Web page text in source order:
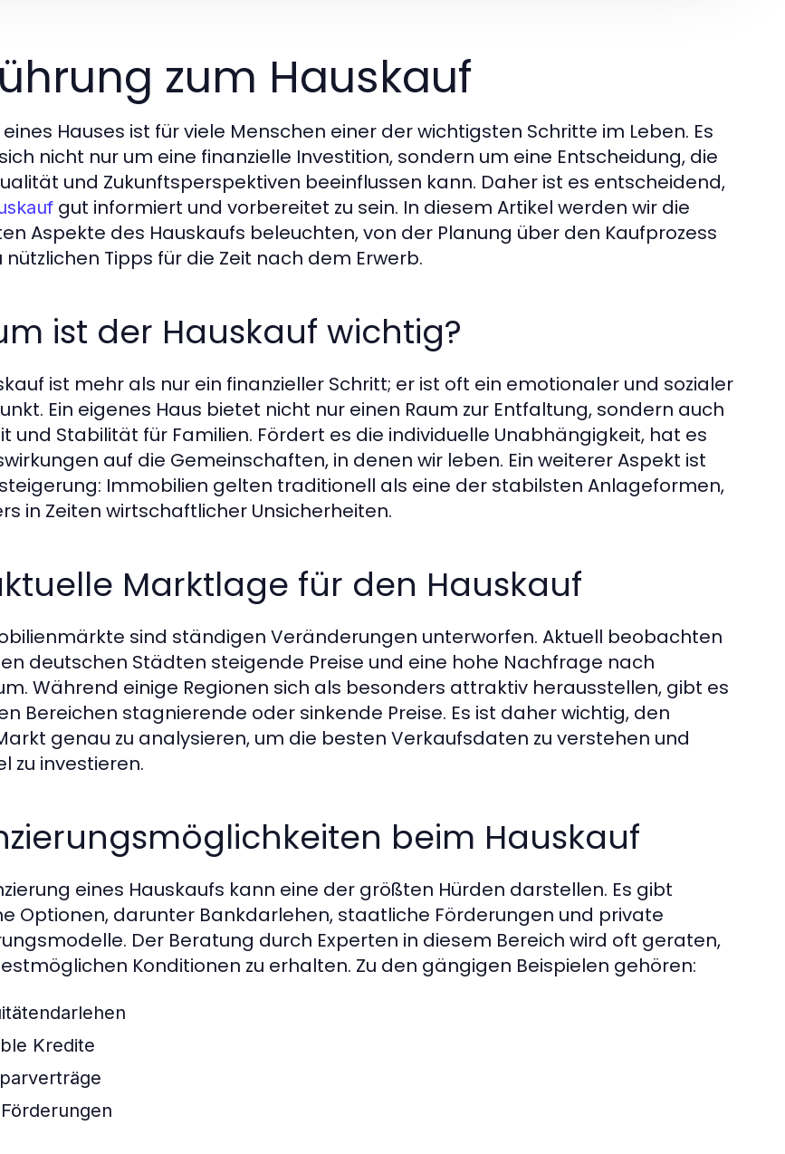
zum Hauskauf
eines Hauses ist für viele Menschen einer der wichtigsten Schritte im Leben. Es
nicht nur um eine finanzielle Investition, sondern um eine Entscheidung, die
und Zukunftsperspektiven beeinflussen kann. Daher ist es entscheidend,
gut informiert und vorbereitet zu sein. In diesem Artikel werden wir die
Aspekte des Hauskaufs beleuchten, von der Planung über den Kaufprozess
nützlichen Tipps für die Zeit nach dem Erwerb.
ist der Hauskauf wichtig?
ist mehr als nur ein finanzieller Schritt; er ist oft ein emotionaler und sozialer
Ein eigenes Haus bietet nicht nur einen Raum zur Entfaltung, sondern auch
und Stabilität für Familien. Fördert es die individuelle Unabhängigkeit, hat es
auf die Gemeinschaften, in denen wir leben. Ein weiterer Aspekt ist
Immobilien gelten traditionell als eine der stabilsten Anlageformen,
in Zeiten wirtschaftlicher Unsicherheiten.
Marktlage für den Hauskauf
sind ständigen Veränderungen unterworfen. Aktuell beobachten
deutschen Städten steigende Preise und eine hohe Nachfrage nach
Während einige Regionen sich als besonders attraktiv herausstellen, gibt es
Bereichen stagnierende oder sinkende Preise. Es ist daher wichtig, den
genau zu analysieren, um die besten Verkaufsdaten zu verstehen und
zu investieren.
beim Hauskauf
eines Hauskaufs kann eine der größten Hürden darstellen. Es gibt
Optionen, darunter Bankdarlehen, staatliche Förderungen und private
Der Beratung durch Experten in diesem Bereich wird oft geraten,
Konditionen zu erhalten. Zu den gängigen Beispielen gehören:
Kredite